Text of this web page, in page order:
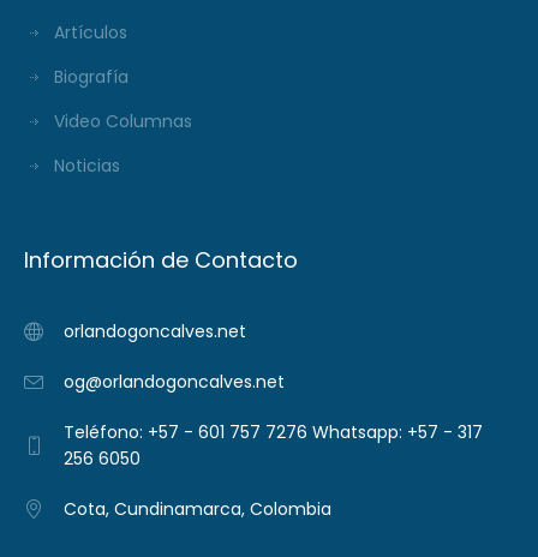
Artículos
Biografía
Video Columnas
Noticias
Información de Contacto
orlandogoncalves.net
og@orlandogoncalves.net
Teléfono: +57 - 601 757 7276 Whatsapp: +57 - 317
256 6050
Cota, Cundinamarca, Colombia